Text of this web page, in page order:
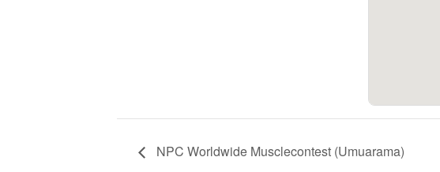
NPC Worldwide Musclecontest (Umuarama)